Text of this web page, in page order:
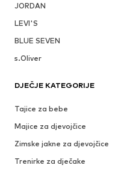
JORDAN
LEVI'S
BLUE SEVEN
s.Oliver
DJEČJE KATEGORIJE
Tajice za bebe
Majice za djevojčice
Zimske jakne za djevojčice
Trenirke za dječake